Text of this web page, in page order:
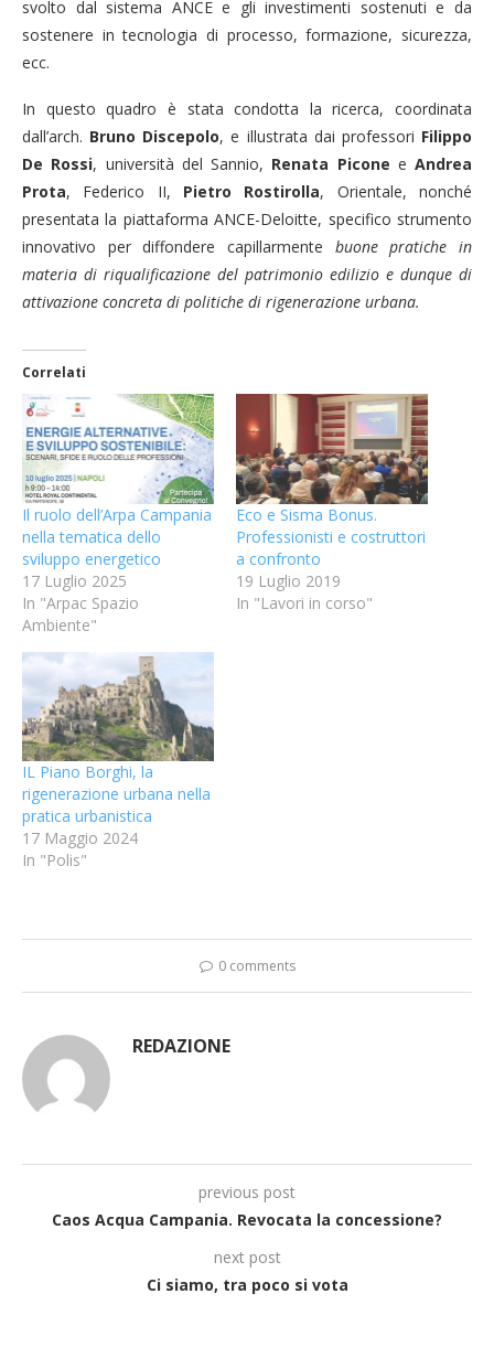
svolto dal sistema ANCE e gli investimenti sostenuti e da
sostenere in tecnologia di processo, formazione, sicurezza,
ecc.
In questo quadro è stata condotta la ricerca, coordinata
dall’arch. Bruno Discepolo, e illustrata dai professori Filippo
De Rossi, università del Sannio, Renata Picone e Andrea
Prota, Federico II, Pietro Rostirolla, Orientale, nonché
presentata la piattaforma ANCE-Deloitte, specifico strumento
innovativo per diffondere capillarmente buone pratiche in
materia di riqualificazione del patrimonio edilizio e dunque di
attivazione concreta di politiche di rigenerazione urbana.
Correlati
Il ruolo dell’Arpa Campania
nella tematica dello
sviluppo energetico
17 Luglio 2025
In "Arpac Spazio
Ambiente"
Eco e Sisma Bonus.
Professionisti e costruttori
a confronto
19 Luglio 2019
In "Lavori in corso"
IL Piano Borghi, la
rigenerazione urbana nella
pratica urbanistica
17 Maggio 2024
In "Polis"
0 comments
REDAZIONE
previous post
Caos Acqua Campania. Revocata la concessione?
next post
Ci siamo, tra poco si vota